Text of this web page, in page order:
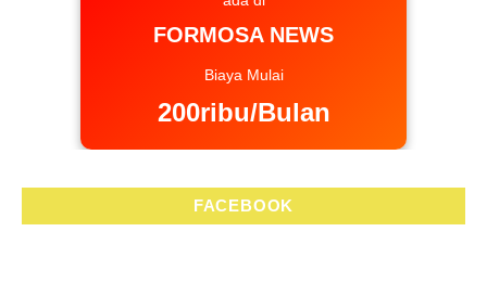
FORMOSA NEWS
Biaya Mulai
200ribu/Bulan
FACEBOOK